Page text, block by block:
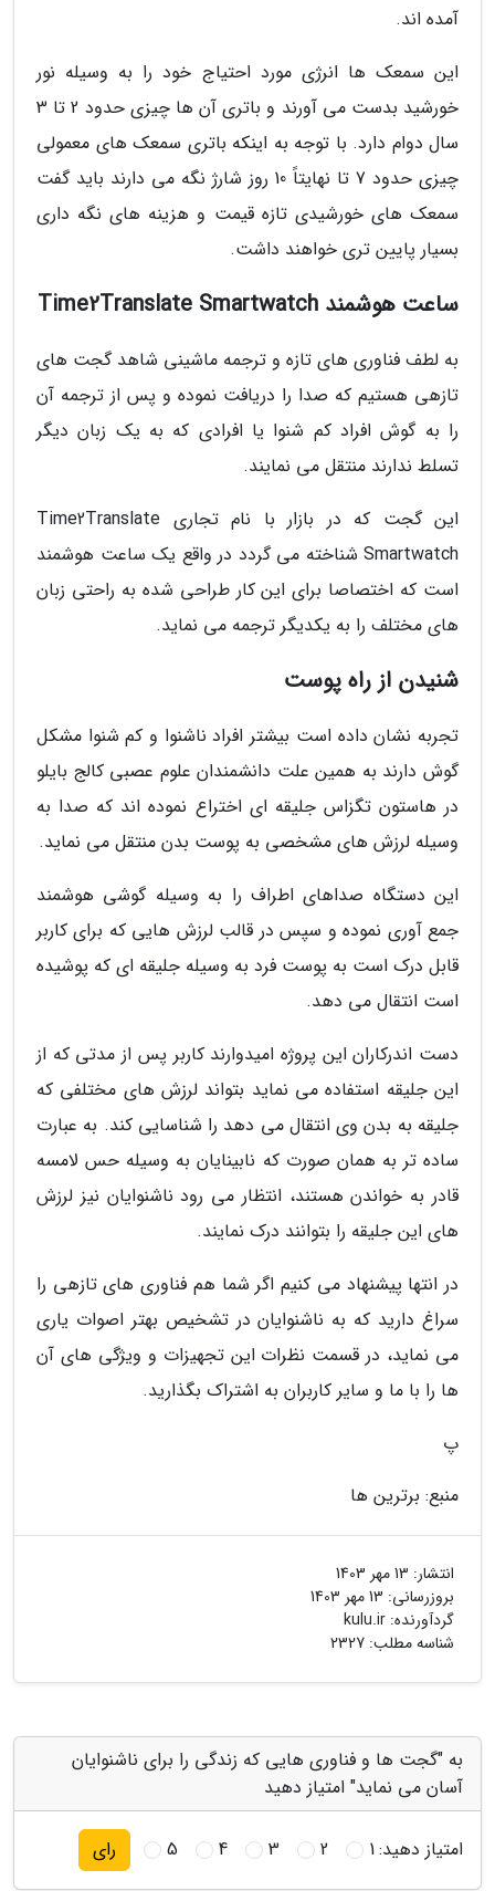
آمده اند.
این سمعک ها انرژی مورد احتیاج خود را به وسیله نور
خورشید بدست می آورند و باتری آن ها چیزی حدود 2 تا 3
سال دوام دارد. با توجه به اینکه باتری سمعک های معمولی
چیزی حدود 7 تا نهایتاً 10 روز شارژ نگه می دارند باید گفت
سمعک های خورشیدی تازه قیمت و هزینه های نگه داری
بسیار پایین تری خواهند داشت.
ساعت هوشمند Time2Translate Smartwatch
به لطف فناوری های تازه و ترجمه ماشینی شاهد گجت های
تازهی هستیم که صدا را دریافت نموده و پس از ترجمه آن
را به گوش افراد کم شنوا یا افرادی که به یک زبان دیگر
تسلط ندارند منتقل می نمایند.
این گجت که در بازار با نام تجاری Time2Translate
Smartwatch شناخته می گردد در واقع یک ساعت هوشمند
است که اختصاصا برای این کار طراحی شده به راحتی زبان
های مختلف را به یکدیگر ترجمه می نماید.
شنیدن از راه پوست
تجربه نشان داده است بیشتر افراد ناشنوا و کم شنوا مشکل
گوش دارند به همین علت دانشمندان علوم عصبی کالج بایلو
در هاستون تگزاس جلیقه ای اختراع نموده اند که صدا به
وسیله لرزش های مشخصی به پوست بدن منتقل می نماید.
این دستگاه صداهای اطراف را به وسیله گوشی هوشمند
جمع آوری نموده و سپس در قالب لرزش هایی که برای کاربر
قابل درک است به پوست فرد به وسیله جلیقه ای که پوشیده
است انتقال می دهد.
دست اندرکاران این پروژه امیدوارند کاربر پس از مدتی که از
این جلیقه استفاده می نماید بتواند لرزش های مختلفی که
جلیقه به بدن وی انتقال می دهد را شناسایی کند. به عبارت
ساده تر به همان صورت که نابینایان به وسیله حس لامسه
قادر به خواندن هستند، انتظار می رود ناشنوایان نیز لرزش
های این جلیقه را بتوانند درک نمایند.
در انتها پیشنهاد می کنیم اگر شما هم فناوری های تازهی را
سراغ دارید که به ناشنوایان در تشخیص بهتر اصوات یاری
می نماید، در قسمت نظرات این تجهیزات و ویژگی های آن
ها را با ما و سایر کاربران به اشتراک بگذارید.
پ
منبع: برترین ها
انتشار: 13 مهر 1403
بروزرسانی: 13 مهر 1403
گردآورنده: kulu.ir
شناسه مطلب: 2327
به "گجت ها و فناوری هایی که زندگی را برای ناشنوایان
آسان می نماید" امتیاز دهید
امتیاز دهید:1
2
3
4
5 رای